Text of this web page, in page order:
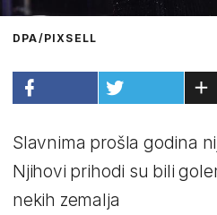
DPA/PIXSELL
Slavnima prošla godina
Njihovi prihodi su bili
nekih zemalja